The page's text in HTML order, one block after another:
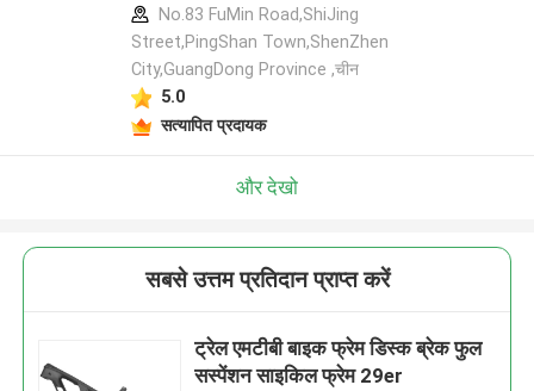
No.83 FuMin Road,ShiJing
Street,PingShan Town,ShenZhen
City,GuangDong Province ,चीन
5.0
सत्यापित प्रदायक
और देखो
सबसे उत्तम प्रतिदान प्राप्त करें
ट्रेल एमटीबी बाइक फ्रेम डिस्क ब्रेक फुल
सस्पेंशन साइकिल फ्रेम 29er